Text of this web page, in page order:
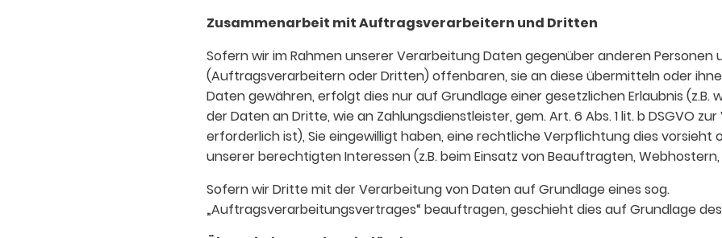
Zusammenarbeit mit Auftragsverarbeitern und Dritten
Sofern wir im Rahmen unserer Verarbeitung Daten gegenüber anderen Personen
(Auftragsverarbeitern oder Dritten) offenbaren, sie an diese übermitteln oder
Daten gewähren, erfolgt dies nur auf Grundlage einer gesetzlichen Erlaubnis (z.B.
der Daten an Dritte, wie an Zahlungsdienstleister, gem. Art. 6 Abs. 1 lit. b DSGVO
erforderlich ist), Sie eingewilligt haben, eine rechtliche Verpflichtung dies vorsieht
unserer berechtigten Interessen (z.B. beim Einsatz von Beauftragten,
Sofern wir Dritte mit der Verarbeitung von Daten auf Grundlage eines sog.
„Auftragsverarbeitungsvertrages“ beauftragen, geschieht dies auf Grundlage des